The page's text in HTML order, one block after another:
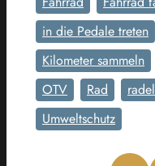
in die Pedale treten
Kilometer sammeln
OTV
Rad
Umweltschutz